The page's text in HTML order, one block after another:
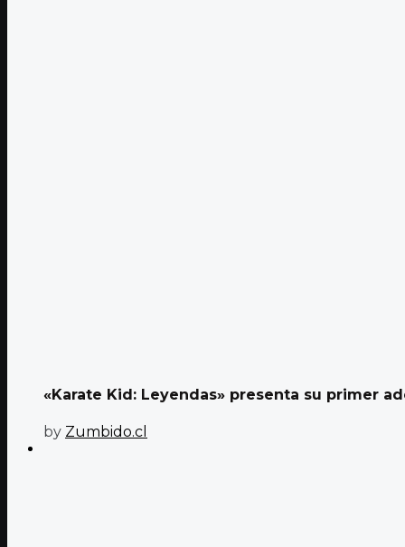
«Karate Kid: Leyendas» presenta su primer
by Zumbido.cl